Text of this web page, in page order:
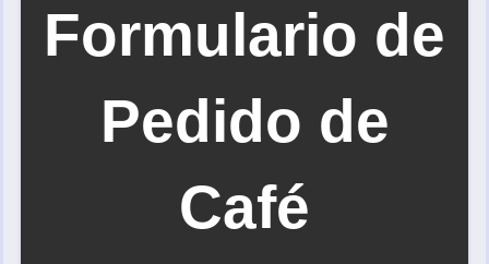
Plantillas de formularios Formularios de pedido
Formularios de pedido de
comidas y bebidas